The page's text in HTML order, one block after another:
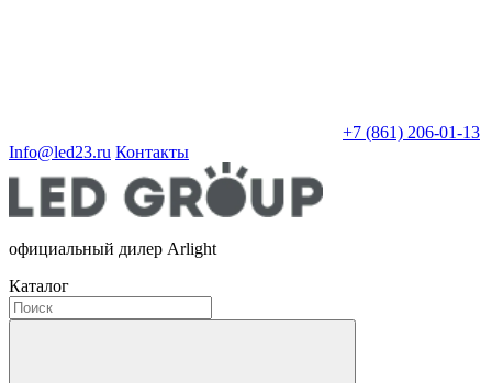
+7 (861) 206-01-13
Info@led23.ru Контакты
официальный дилер Arlight
Каталог